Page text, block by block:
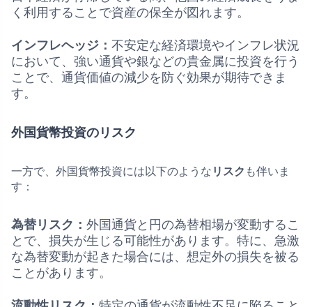
く利用することで資産の保全が図れます。
インフレヘッジ： 不安定な経済環境やインフレ状況
において、強い通貨や銀などの貴金属に投資を行う
ことで、通貨価値の減少を防ぐ効果が期待できま
す。
外国貨幣投資のリスク
一方で、外国貨幣投資には以下のような リスク も伴いま
す：
為替リスク： 外国通貨と円の為替相場が変動するこ
とで、損失が生じる可能性があります。特に、急激
な為替変動が起きた場合には、想定外の損失を被る
ことがあります。